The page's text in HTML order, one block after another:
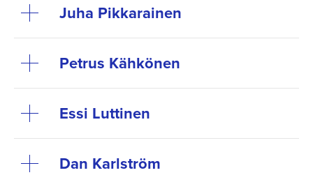
Juha Pikkarainen
Petrus Kähkönen
Essi Luttinen
Dan Karlström